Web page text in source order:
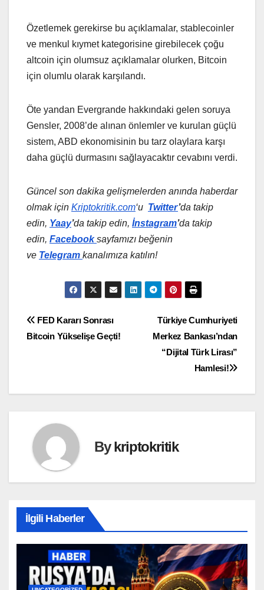
Özetlemek gerekirse bu açıklamalar, stablecoinler
ve menkul kıymet kategorisine girebilecek çoğu
altcoin için olumsuz açıklamalar olurken, Bitcoin
için olumlu olarak karşılandı.
Öte yandan Evergrande hakkındaki gelen soruya
Gensler, 2008’de alınan önlemler ve kurulan güçlü
sistem, ABD ekonomisinin bu tarz olaylara karşı
daha güçlü durmasını sağlayacaktır cevabını verdi.
Güncel son dakika gelişmelerden anında haberdar
olmak için Kriptokritik.com‘u Twitter’da takip
edin, Yaay’da takip edin, İnstagram’da takip
edin, Facebook sayfamızı beğenin
ve Telegram kanalımıza katılın!
Yazı
gezinmesi
Türkiye Cumhuriyeti
Merkez Bankası’ndan
“Dijital Türk Lirası”
Hamlesi!
FED Kararı Sonrası
Bitcoin Yükselişe Geçti!
Bykriptokritik
İlgili Haberler